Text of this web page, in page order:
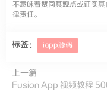
不意味着赞同其观点或证实
律责任。
标签： iapp源码
上一篇
Fusion App 视频教程